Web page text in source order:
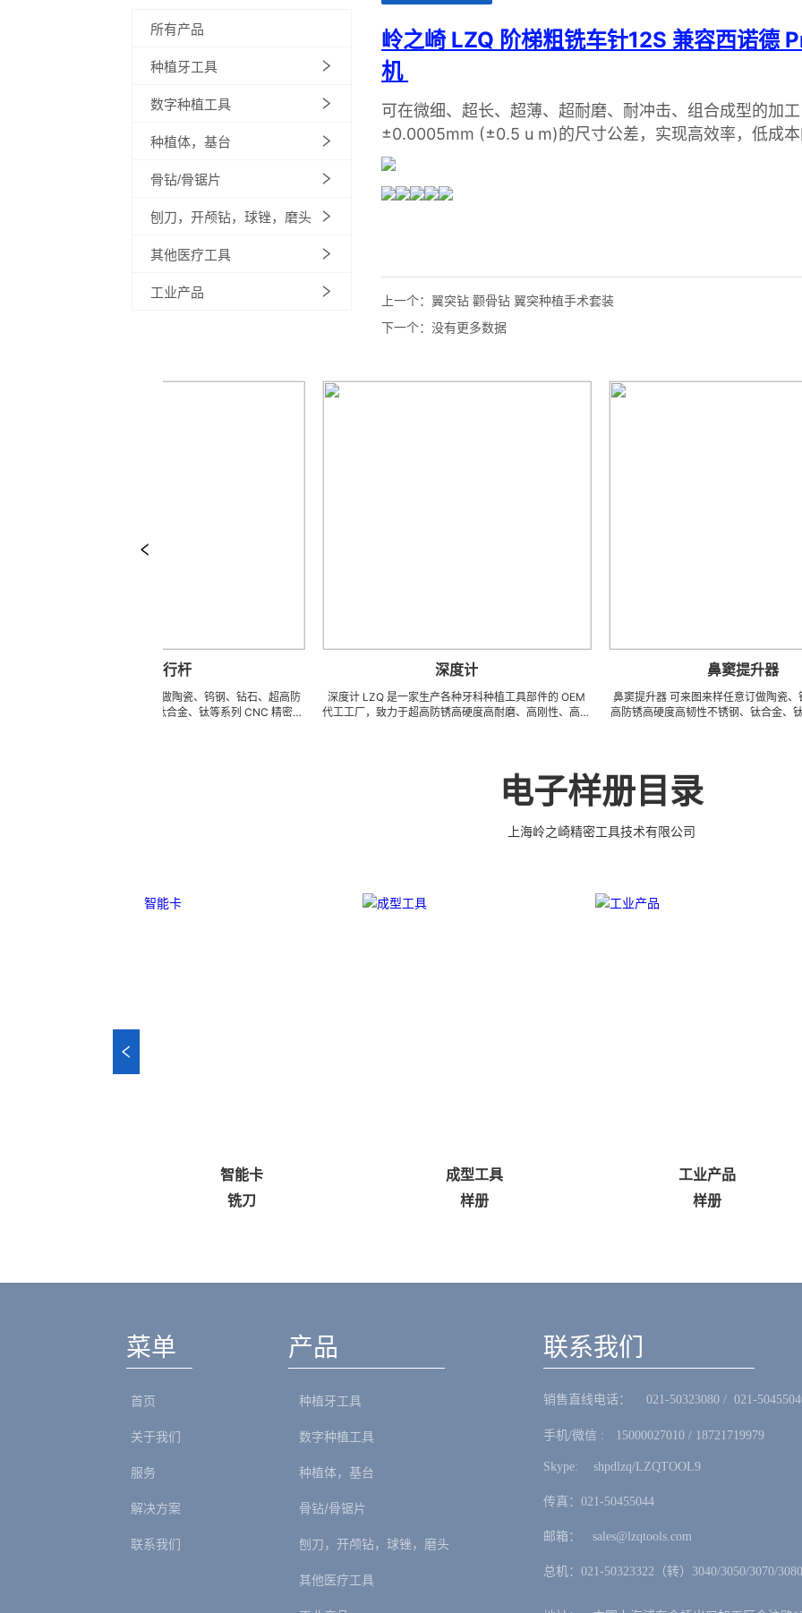
所有产品
种植牙工具
数字种植工具
种植体，基台
骨钻/骨锯片
刨刀，开颅钻，球锉，磨头
其他医疗工具
工业产品
上一个：翼突钻 颧骨钻 翼突种植手术套装
下一个：没有更多数据
行杆 可来图来样任意订做陶瓷、钨钢、钻石、超高防
高硬度高韧性不锈钢、钛合金、钛等系列 CNC 精密刀
深度计 LZQ 是一家生产各种牙科种植工具部件的 OEM
代工工厂，致力于超高防锈高硬度高耐磨、高刚性、高抗
我们专业为客户生产成套手术工具。 有大量现货，亦可
来图来样任意定制各种牙科种植工具部件，而且性价比很
鼻窦提升器
鼻窦提升器 可来图来样任意订做陶瓷、钨钢、钻
高防锈高硬度高韧性不锈钢、钛合金、钛等系列
工，具有完美的刃口品质和高可至士
0.5um) 的尺寸公差，实现高效率、低成本的应
电子样册目录
上海岭之崎精密工具技术有限公司
智能卡
铣刀
成型工具
样册
工业产品
样册
菜单
首页
关于我们
服务
解决方案
联系我们
产品
种植牙工具
数字种植工具
种植体，基台
骨钻/骨锯片
刨刀，开颅钻，球锉，磨头
其他医疗工具
联系我们
销售直线电话：ㅤ 021-50323080 / 021-
手机/微信 :ㅤ15000027010 / 18721719979
Skype: ㅤshpdlzq/LZQTOOL9
传真：021-50455044
邮箱：ㅤsales@lzqtools.com
总机：021-50323322（转）3040/3050/3070/